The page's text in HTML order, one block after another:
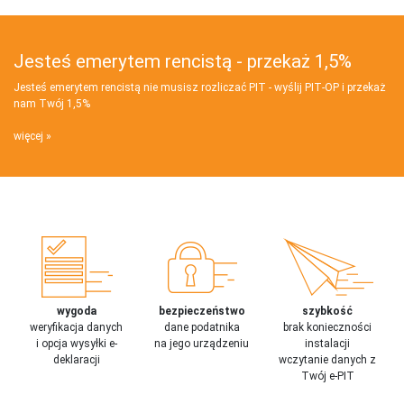
Jesteś emerytem rencistą - przekaż 1,5%
Jesteś emerytem rencistą nie musisz rozliczać PIT - wyślij PIT‑OP i przekaż
nam Twój 1,5%
więcej
wygoda
weryfikacja danych
i opcja wysyłki e-
deklaracji
bezpieczeństwo
dane podatnika
na jego urządzeniu
szybkość
brak konieczności
instalacji
wczytanie danych z
Twój e-PIT